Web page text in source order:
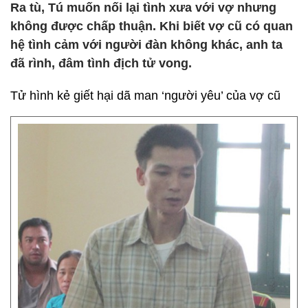
Ra tù, Tú muốn nối lại tình xưa với vợ nhưng
không được chấp thuận. Khi biết vợ cũ có quan
hệ tình cảm với người đàn không khác, anh ta
đã rình, đâm tình địch tử vong.
Tử hình kẻ giết hại dã man ‘người yêu’ của vợ cũ